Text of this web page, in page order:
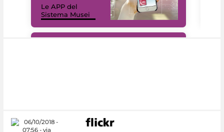
Le APP del
Sistema Musei